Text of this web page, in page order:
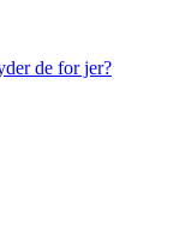
de for jer?